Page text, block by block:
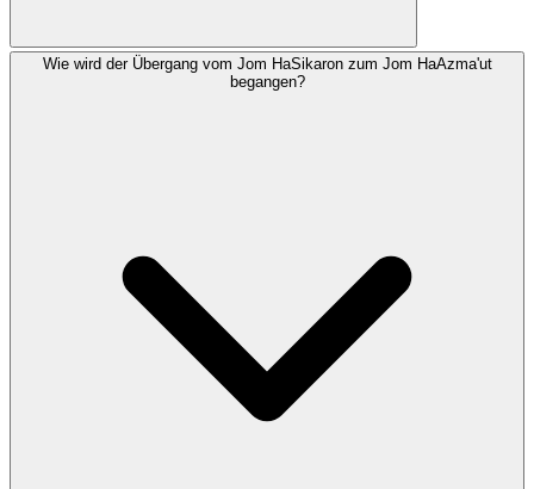
Viele Gemeinden sprechen Hallel (mit oder ohne
Wie wird der Übergang vom Jom HaSikaron zum Jom HaAzma'ut
begangen?